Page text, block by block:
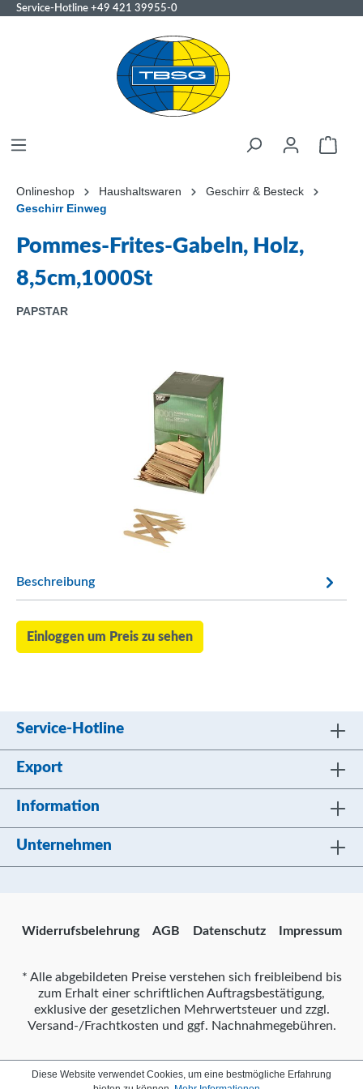
Service-Hotline +49 421 39955-0
Onlineshop Haushaltswaren
Geschirr & Besteck
Geschirr Einweg
Pommes-Frites-Gabeln, Holz,
8,5cm,1000St
PAPSTAR
Beschreibung
Einloggen um Preis zu sehen
Service-Hotline
Export
Information
Unternehmen
Widerrufsbelehrung AGB Datenschutz Impressum
* Alle abgebildeten Preise verstehen sich freibleibend bis
zum Erhalt einer schriftlichen Auftragsbestätigung,
exklusive der gesetzlichen Mehrwertsteuer und zzgl.
Versand-/Frachtkosten und ggf. Nachnahmegebühren.
Diese Website verwendet Cookies, um eine bestmögliche Erfahrung